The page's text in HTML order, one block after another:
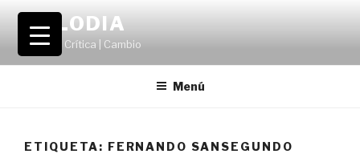
Saltar
contenido
VOLODIA
Teatro | Crítica | Cambio
Menú
ETIQUETA: FERNANDO SANSEGUNDO